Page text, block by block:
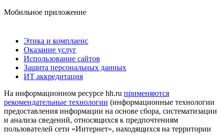
Мобильное приложение
Этика и комплаенс
Оказание услуг
Использование сайтов
Защита персональных данных
ИТ аккредитация
На информационном ресурсе hh.ru применяются
рекомендательные технологии (информационные технологии
предоставления информации на основе сбора, систематизации
и анализа сведений, относящихся к предпочтениям
пользователей сети «Интернет», находящихся на территории